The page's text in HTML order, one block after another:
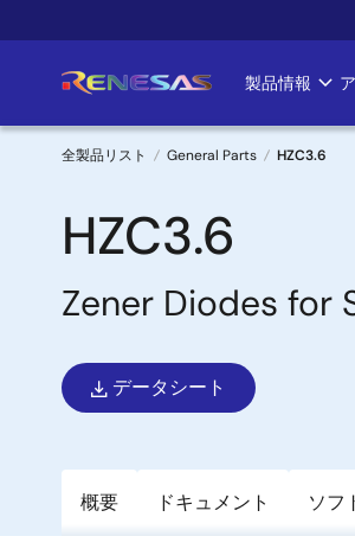
イ
ン
Main
製品情報
パ
ン
く
ず
全製品リスト General Parts HZC3.6
HZC3.6
Zener Diodes for
データシート
概要 ドキュメント ソフ